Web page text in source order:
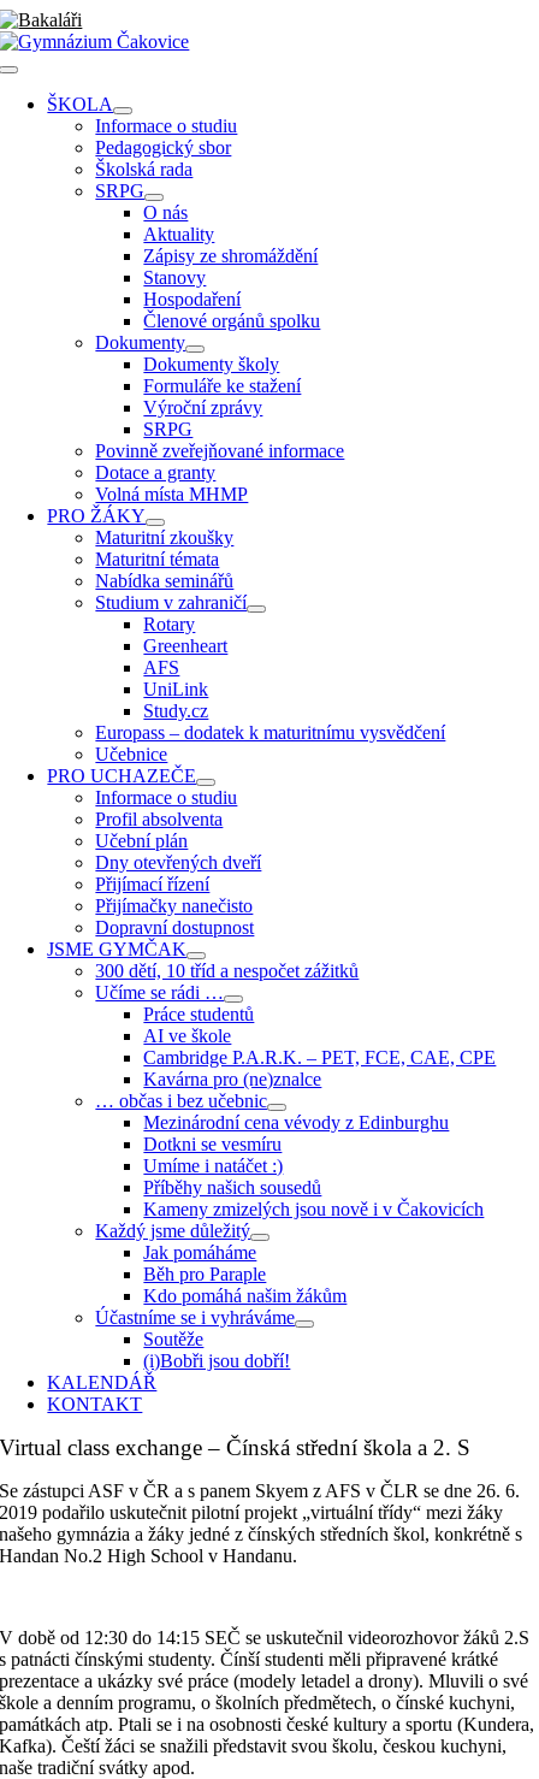
Přeskočit
na
obsah
Toggle
NavigationŠKOLA
Informace o studiu
Pedagogický sbor
Školská rada
SRPG
O nás
Aktuality
Zápisy ze shromáždění
Stanovy
Hospodaření
Členové orgánů spolku
Dokumenty
Dokumenty školy
Formuláře ke stažení
Výroční zprávy
SRPG
Povinně zveřejňované informace
Dotace a granty
Volná místa MHMP
PRO ŽÁKY
Maturitní zkoušky
Maturitní témata
Nabídka seminářů
Studium v zahraničí
Rotary
Greenheart
AFS
UniLink
Study.cz
Europass – dodatek k maturitnímu vysvědčení
Učebnice
PRO UCHAZEČE
Informace o studiu
Profil absolventa
Učební plán
Dny otevřených dveří
Přijímací řízení
Přijímačky nanečisto
Dopravní dostupnost
JSME GYMČAK
300 dětí, 10 tříd a nespočet zážitků
Učíme se rádi …
Práce studentů
AI ve škole
Cambridge P.A.R.K. – PET, FCE, CAE, CPE
Kavárna pro (ne)znalce
… občas i bez učebnic
Mezinárodní cena vévody z Edinburghu
Dotkni se vesmíru
Umíme i natáčet :)
Příběhy našich sousedů
Kameny zmizelých jsou nově i v Čakovicích
Každý jsme důležitý
Jak pomáháme
Běh pro Paraple
Kdo pomáhá našim žákům
Účastníme se i vyhráváme
Soutěže
(i)Bobři jsou dobří!
KALENDÁŘ
KONTAKT
Virtual class exchange – Čínská střední škola a 2. S
Se zástupci ASF v ČR a s panem Skyem z AFS v ČLR se dne 26. 6.
2019 podařilo uskutečnit pilotní projekt „virtuální třídy“ mezi žáky
našeho gymnázia a žáky jedné z čínských středních škol, konkrétně s
Handan No.2 High School v Handanu.
V době od 12:30 do 14:15 SEČ se uskutečnil videorozhovor žáků 2.S
s patnácti čínskými studenty. Čínší studenti měli připravené krátké
prezentace a ukázky své práce (modely letadel a drony). Mluvili o své
škole a denním programu, o školních předmětech, o čínské kuchyni,
památkách atp. Ptali se i na osobnosti české kultury a sportu (Kundera,
Kafka). Čeští žáci se snažili představit svou školu, českou kuchyni,
naše tradiční svátky apod.